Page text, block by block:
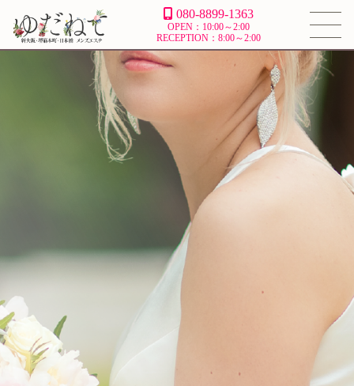
080-8899-1363
OPEN：10:00～2:00
RECEPTION：8:00～2:00